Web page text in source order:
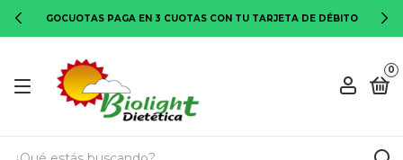
GOCUOTAS PAGA EN 3 CUOTAS CON TU TARJETA DE DÉBITO
0